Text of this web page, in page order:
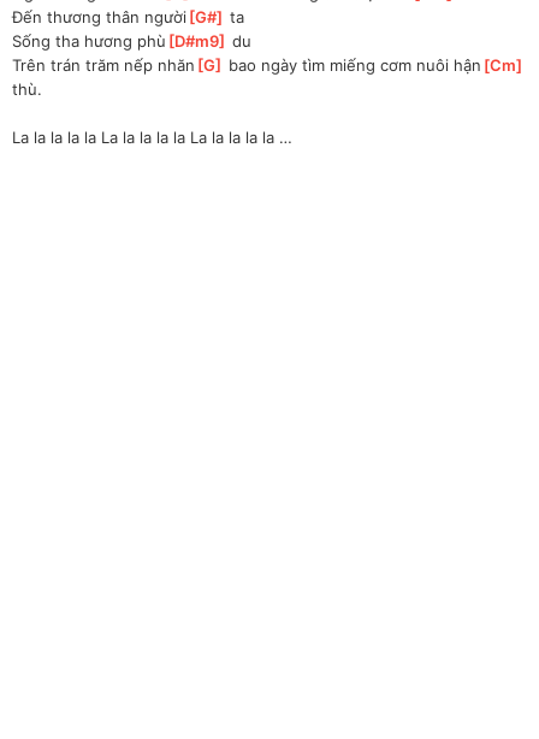
Đến thương thân người[G# ] ta
Sống tha hương phù [D#m9 ] du
Trên trán trăm nếp nhăn [G bao ngày tìm miếng cơm nuôi hận [Cm
thù.
La la la la la La la la la la La la la la la …